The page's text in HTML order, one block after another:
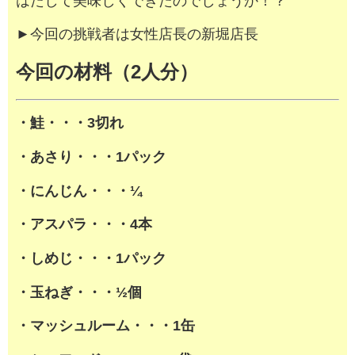
►今回の挑戦者は女性店長の新堀店長
今回の材料（2人分）
・鮭・・・3切れ
・あさり・・・1パック
・にんじん・・・¼
・アスパラ・・・4本
・しめじ・・・1パック
・玉ねぎ・・・½個
・マッシュルーム・・・1缶